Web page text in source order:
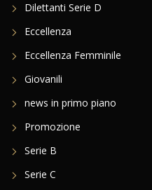
Dilettanti Serie D
Eccellenza
Eccellenza Femminile
Giovanili
news in primo piano
Promozione
Serie B
Serie C